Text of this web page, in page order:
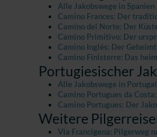
Alle Jakobswege in Spanien
Camino Frances: Der
Camino del Norte: Der
Camino Primitivo: Der
Camino Inglés: Der
Camino Finisterre: Das
Portugiesischer
Alle Jakobswege in Portugal
Camino Portugues da
Camino Portugues: Der
Weitere
Via Francigena: Pilgerweg